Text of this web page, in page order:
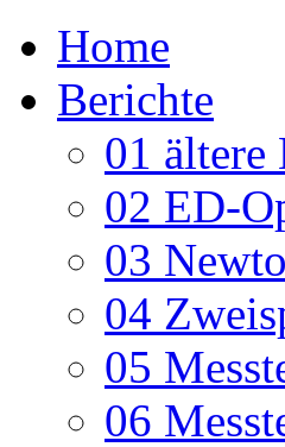
Home
Berichte
01 ältere
02 ED-
03
04
05
06